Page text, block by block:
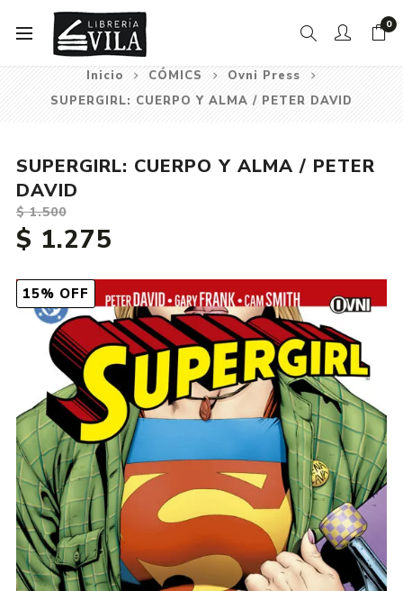
0
Inicio CÓMICS
Ovni Press
SUPERGIRL: CUERPO Y ALMA / PETER DAVID
15% OFF
SUPERGIRL: CUERPO Y ALMA / PETER
DAVID
$ 1.500
$ 1.275